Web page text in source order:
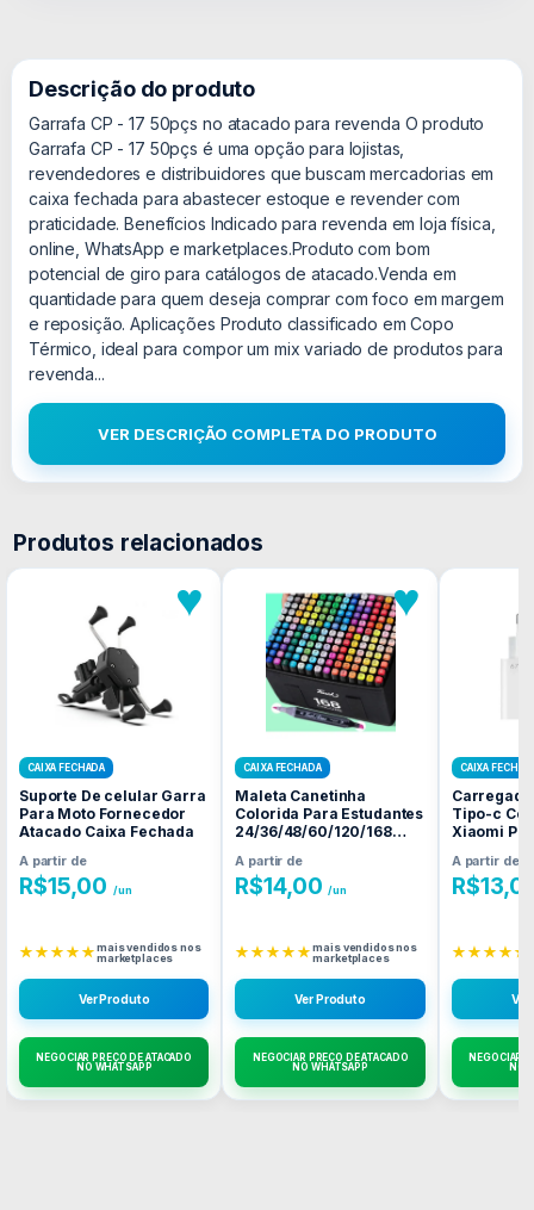
Descrição do produto
Garrafa CP - 17 50pçs no atacado para revenda O produto
Garrafa CP - 17 50pçs é uma opção para lojistas,
revendedores e distribuidores que buscam mercadorias em
caixa fechada para abastecer estoque e revender com
praticidade. Benefícios Indicado para revenda em loja física,
online, WhatsApp e marketplaces.Produto com bom
potencial de giro para catálogos de atacado.Venda em
quantidade para quem deseja comprar com foco em margem
e reposição. Aplicações Produto classificado em Copo
Térmico, ideal para compor um mix variado de produtos para
revenda...
VER DESCRIÇÃO COMPLETA DO PRODUTO
Produtos relacionados
♥
CAIXA FECHADA
Suporte De celular Garra
Para Moto Fornecedor
Atacado Caixa Fechada
A partir de
R$15,00 /un
★★★★★mais vendidos nos
marketplaces
Ver Produto
NEGOCIAR PREÇO DE ATACADO
NO WHATSAPP
♥
CAIXA FECHADA
Maleta Canetinha
Colorida Para Estudantes
24/36/48/60/120/168
Caixa Fechada
A partir de
R$14,00 /un
★★★★★mais vendidos nos
marketplaces
Ver Produto
NEGOCIAR PREÇO DE ATACADO
NO WHATSAPP
CAIXA
Tipo-c
Xiaomi
Caixa
A partir de
R$
★★★★★
NEGOCIAR
NO